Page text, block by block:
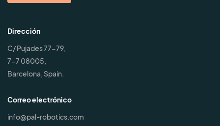
Dirección
C/ Pujades 77-79,
7-7 08005,
Barcelona, Spain.
Correo electrónico
info@pal-robotics.com